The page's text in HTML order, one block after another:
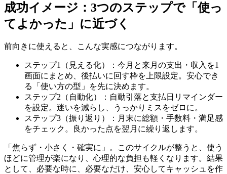
成功イメージ：3つのステップで「使っ
てよかった」に近づく
前向きに使えると、こんな実感につながります。
ステップ1（見える化）：今月と来月の支出・収入を1
画面にまとめ、後払いに回す枠を上限設定。安心でき
る「使い方の型」を先に決めます。
ステップ2（自動化）：自動引落と支払日リマインダー
を設定。迷いを減らし、うっかりミスをゼロに。
ステップ3（振り返り）：月末に総額・手数料・満足感
をチェック。良かった点を翌月に繰り返します。
「焦らず・小さく・確実に」。このサイクルが整うと、使う
ほどに管理が楽になり、心理的な負担も軽くなります。結果
として、必要な時に、必要なだけ、安心してキャッシュを作